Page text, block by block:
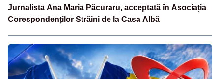
Jurnalista Ana Maria Păcuraru, acceptată în Asociația
Corespondenților Străini de la Casa Albă